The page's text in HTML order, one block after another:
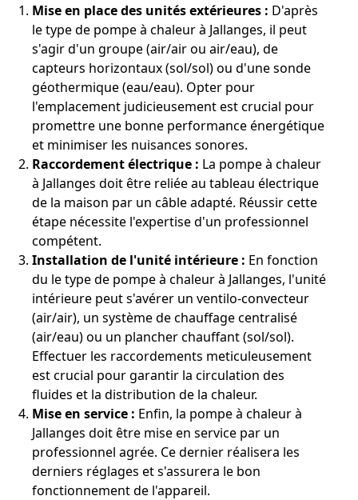
Mise en place des unités extérieures : D'après
le type de pompe à chaleur à Jallanges, il peut
s'agir d'un groupe (air/air ou air/eau), de
capteurs horizontaux (sol/sol) ou d'une sonde
géothermique (eau/eau). Opter pour
l'emplacement judicieusement est crucial pour
promettre une bonne performance énergétique
et minimiser les nuisances sonores.
Raccordement électrique : La pompe à chaleur
à Jallanges doit être reliée au tableau électrique
de la maison par un câble adapté. Réussir cette
étape nécessite l'expertise d'un professionnel
compétent.
Installation de l'unité intérieure : En fonction
du le type de pompe à chaleur à Jallanges, l'unité
intérieure peut s'avérer un ventilo-convecteur
(air/air), un système de chauffage centralisé
(air/eau) ou un plancher chauffant (sol/sol).
Effectuer les raccordements meticuleusement
est crucial pour garantir la circulation des
fluides et la distribution de la chaleur.
Mise en service : Enfin, la pompe à chaleur à
Jallanges doit être mise en service par un
professionnel agrée. Ce dernier réalisera les
derniers réglages et s'assurera le bon
fonctionnement de l'appareil.